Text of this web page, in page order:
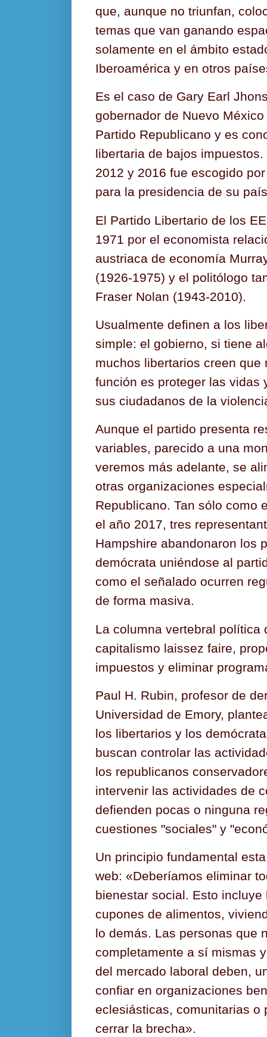
que, aunque no triunfan,
temas que van ganando
solamente en el ámbito
Iberoamérica y en otros
Es el caso de Gary Earl
gobernador de Nuevo
Partido Republicano y es
libertaria de bajos
2012 y 2016 fue escogido
para la presidencia de su
El Partido Libertario de los
1971 por el economista
austriaca de economía
(1926-1975) y el politólogo
Fraser Nolan (1943-2010).
Usualmente definen a los
simple: el gobierno, si tiene
muchos libertarios creen que
función es proteger las vidas
sus ciudadanos de la
Aunque el partido presenta
variables, parecido a una
veremos más adelante, se
otras organizaciones
Republicano. Tan sólo como
el año 2017, tres
Hampshire abandonaron los
demócrata uniéndose al
como el señalado ocurren
de forma masiva.
La columna vertebral política
capitalismo laissez faire,
impuestos y eliminar
Paul H. Rubin, profesor de
Universidad de Emory,
los libertarios y los
buscan controlar las
los republicanos
intervenir las actividades de
defienden pocas o ninguna
cuestiones "sociales" y
Un principio fundamental
web: «Deberíamos eliminar
bienestar social. Esto
cupones de alimentos,
lo demás. Las personas que
completamente a sí mismas
del mercado laboral deben,
confiar en organizaciones
eclesiásticas, comunitarias o
cerrar la brecha».